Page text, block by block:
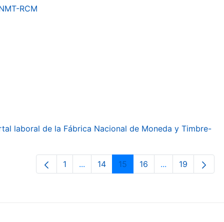
RCM
laboral de la Fábrica Nacional de Moneda y Timbre-
Orrialdea
1 ...Intermediate Pages Use TAB to
Orrialdea
14 Orrialdea
15 Orrialdea
16 ...Intermediate
Orrialdea
19